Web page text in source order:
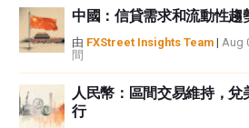
如果文章正文中沒有明確提到，在撰寫本文時，
中都沒有頭寸，也沒有與文中提到的任何公司有
者沒有收到撰寫這篇文章的報酬。
FXStreet和作者不提供個性化的建議。作者對該
性不作任何陳述。FXStreet和作者將不承擔任何
或損害由此資訊及其顯示或使用引起的。錯誤和
中國：信貸需求和流動性趨
由 FXStreet Insights Team | Aug
間
人民幣：區間交易維持，
行